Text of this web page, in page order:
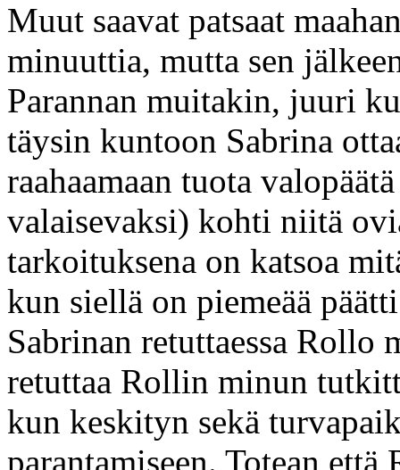
Muut saavat patsaat
minuuttia, mutta sen
Parannan muitakin, juuri
täysin kuntoon Sabrina
raahaamaan tuota
valaisevaksi) kohti niitä
tarkoituksena on katsoa
kun siellä on piemeää
Sabrinan retuttaessa Rollo
retuttaa Rollin minun
kun keskityn sekä
parantamiseen. Totean